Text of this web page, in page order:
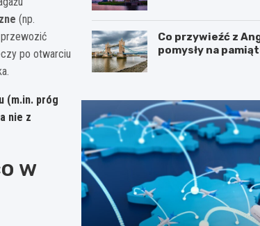
(np.
po otwarciu
(m.in. próg
nie z
w
Co przywieźć z
pomysły na